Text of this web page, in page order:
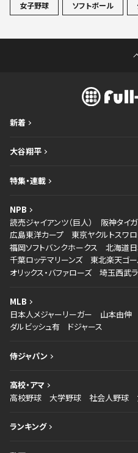
女子野球 ソフトボール
新着
大谷翔平
特集・連載
NPB
読売ジャイアンツ（巨人）
阪神タイ
広島東洋カープ
東京ヤクルトスワ
福岡ソフトバンクホークス
北海道日
千葉ロッテマリーンズ
東北楽天ゴ
オリックス・バファローズ
埼玉西武
MLB
日本人メジャーリーガー
山本由伸
ダルビッシュ有
ドジャース
侍ジャパン
高校・アマ
高校野球
大学野球 社会人野球
ランキング